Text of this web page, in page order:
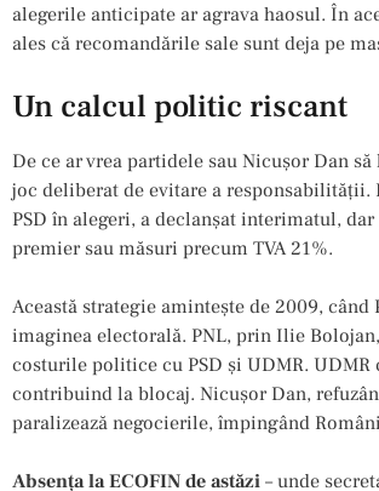
alegerile anticipate ar agrava haosul. În
ales că recomandările sale sunt deja pe
Un calcul politic riscant
De ce ar vrea partidele sau Nicușor Dan
joc deliberat de evitare a
PSD în alegeri, a declanșat interimatul,
premier sau măsuri precum TVA 21%.
Această strategie amintește de 2009,
imaginea electorală. PNL, prin Ilie
costurile politice cu PSD și UDMR.
contribuind la blocaj. Nicușor Dan,
paralizează negocierile, împingând
Absența la ECOFIN de astăzi – unde